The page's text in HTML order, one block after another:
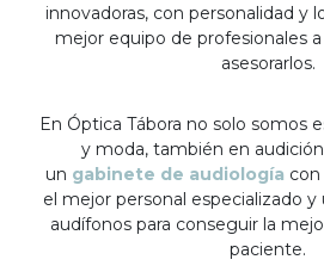
innovadoras, con personalidad y
mejor equipo de profesionales
asesorarlos.
En Óptica Tábora no solo somos
y moda, también en
un gabinete de audiología
el mejor personal especializado
audífonos para conseguir la
paciente.